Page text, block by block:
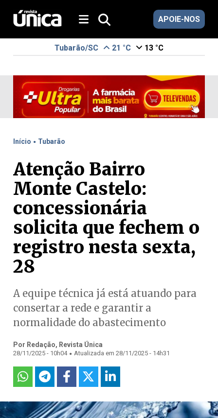
APOIE-NOS
Tubarão/SC 21 °C 13 °C
Início . Tubarão
Atenção Bairro
Monte Castelo:
concessionária
solicita que fechem o
registro nesta sexta,
28
A equipe técnica já está atuando para
consertar a rede e garantir a
normalidade do abastecimento
Por Redação, Revista Única
28/11/2025 - 10h04 . Atualizada em 28/11/2025 - 14h31